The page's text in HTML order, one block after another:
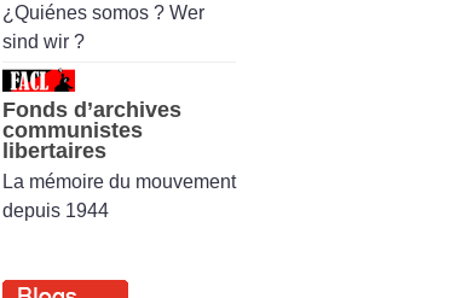
¿Quiénes somos ? Wer
sind wir ?
Fonds d’archives
communistes
libertaires
La mémoire du mouvement
depuis 1944